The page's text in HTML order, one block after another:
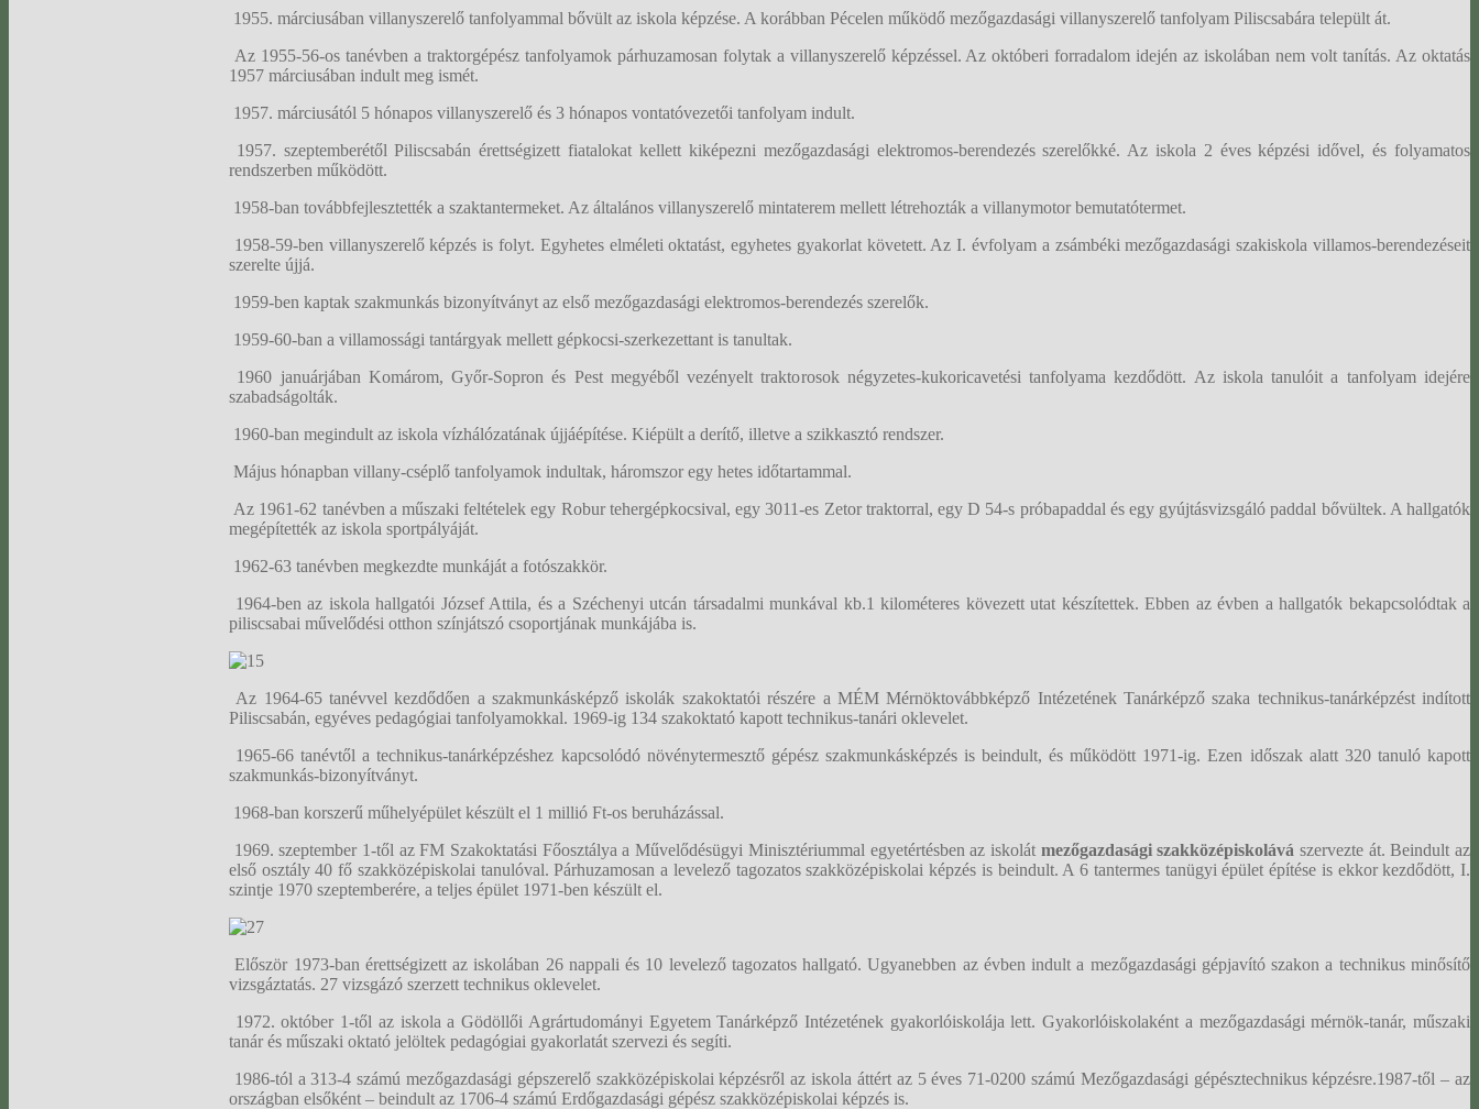
1955. márciusában villanyszerelő tanfolyammal bővült az iskola képzése. A korábban Pécelen működő mezőgazdasági villanyszerelő tanfolyam Piliscsabára települt át.
Az 1955-56-os tanévben a traktorgépész tanfolyamok párhuzamosan folytak a villanyszerelő képzéssel. Az októberi forradalom idején az iskolában nem volt tanítás. Az oktatás
1957 márciusában indult meg ismét.
1957. márciusától 5 hónapos villanyszerelő és 3 hónapos vontatóvezetői tanfolyam indult.
1957. szeptemberétől Piliscsabán érettségizett fiatalokat kellett kiképezni mezőgazdasági elektromos-berendezés szerelőkké. Az iskola 2 éves képzési idővel, és folyamatos
rendszerben működött.
1958-ban továbbfejlesztették a szaktantermeket. Az általános villanyszerelő mintaterem mellett létrehozták a villanymotor bemutatótermet.
1958-59-ben villanyszerelő képzés is folyt. Egyhetes elméleti oktatást, egyhetes gyakorlat követett. Az I. évfolyam a zsámbéki mezőgazdasági szakiskola villamos-berendezéseit
szerelte újjá.
1959-ben kaptak szakmunkás bizonyítványt az első mezőgazdasági elektromos-berendezés szerelők.
1959-60-ban a villamossági tantárgyak mellett gépkocsi-szerkezettant is tanultak.
1960 januárjában Komárom, Győr-Sopron és Pest megyéből vezényelt traktorosok négyzetes-kukoricavetési tanfolyama kezdődött. Az iskola tanulóit a tanfolyam idejére
szabadságolták.
1960-ban megindult az iskola vízhálózatának újjáépítése. Kiépült a derítő, illetve a szikkasztó rendszer.
Május hónapban villany-cséplő tanfolyamok indultak, háromszor egy hetes időtartammal.
Az 1961-62 tanévben a műszaki feltételek egy Robur tehergépkocsival, egy 3011-es Zetor traktorral, egy D 54-s próbapaddal és egy gyújtásvizsgáló paddal bővültek. A hallgatók
megépítették az iskola sportpályáját.
1962-63 tanévben megkezdte munkáját a fotószakkör.
1964-ben az iskola hallgatói József Attila, és a Széchenyi utcán társadalmi munkával kb.1 kilométeres kövezett utat készítettek. Ebben az évben a hallgatók bekapcsolódtak a
piliscsabai művelődési otthon színjátszó csoportjának munkájába is.
Az 1964-65 tanévvel kezdődően a szakmunkásképző iskolák szakoktatói részére a MÉM Mérnöktovábbképző Intézetének Tanárképző szaka technikus-tanárképzést indított
Piliscsabán, egyéves pedagógiai tanfolyamokkal. 1969-ig 134 szakoktató kapott technikus-tanári oklevelet.
1965-66 tanévtől a technikus-tanárképzéshez kapcsolódó növénytermesztő gépész szakmunkásképzés is beindult, és működött 1971-ig. Ezen időszak alatt 320 tanuló kapott
szakmunkás-bizonyítványt.
1968-ban korszerű műhelyépület készült el 1 millió Ft-os beruházással.
1969. szeptember 1-től az FM Szakoktatási Főosztálya a Művelődésügyi Minisztériummal egyetértésben az iskolát mezőgazdasági szakközépiskolává szervezte át. Beindult az
első osztály 40 fő szakközépiskolai tanulóval. Párhuzamosan a levelező tagozatos szakközépiskolai képzés is beindult. A 6 tantermes tanügyi épület építése is ekkor kezdődött, I.
szintje 1970 szeptemberére, a teljes épület 1971-ben készült el.
Először 1973-ban érettségizett az iskolában 26 nappali és 10 levelező tagozatos hallgató. Ugyanebben az évben indult a mezőgazdasági gépjavító szakon a technikus minősítő
vizsgáztatás. 27 vizsgázó szerzett technikus oklevelet.
1972. október 1-től az iskola a Gödöllői Agrártudományi Egyetem Tanárképző Intézetének gyakorlóiskolája lett. Gyakorlóiskolaként a mezőgazdasági mérnök-tanár, műszaki
tanár és műszaki oktató jelöltek pedagógiai gyakorlatát szervezi és segíti.
1986-tól a 313-4 számú mezőgazdasági gépszerelő szakközépiskolai képzésről az iskola áttért az 5 éves 71-0200 számú Mezőgazdasági gépésztechnikus képzésre.1987-től – az
országban elsőként – beindult az 1706-4 számú Erdőgazdasági gépész szakközépiskolai képzés is.